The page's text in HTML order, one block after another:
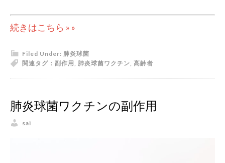
続きはこちら » »
Filed Under: 肺炎球菌
関連タグ： 副作用 , 肺炎球菌ワクチン, 高齢者
肺炎球菌ワクチンの副作用
sai